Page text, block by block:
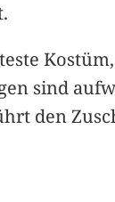
sind
den